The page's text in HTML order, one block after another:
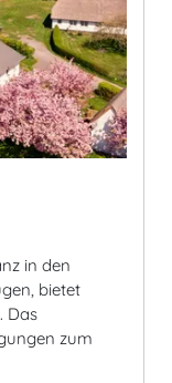
in den
bietet
Das
zum